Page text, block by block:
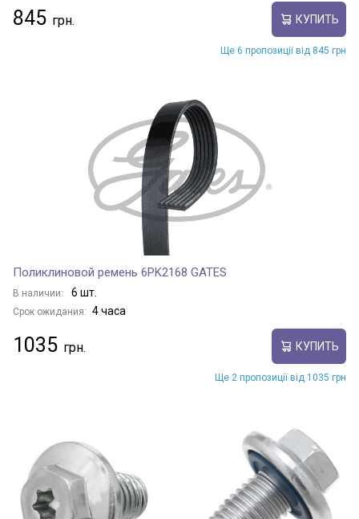
845 КУПИТЬ
Ще 6 пропозиції від 845 грн
Поликлиновой ремень 6PK2168 GATES
В наличии: 6 шт.
Срок ожидания: 4 часа
1035 КУПИТЬ
Ще 2 пропозиції від 1035 грн